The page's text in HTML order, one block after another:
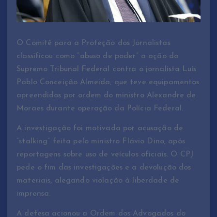
O Comitê para a Proteção dos Jornalistas
classificou como “abuso de poder” a ação do
Supremo Tribunal Federal contra o jornalista Luís
Pablo Conceição Almeida, que teve equipamentos
apreendidos por ordem do ministro Alexandre de
Moraes durante operação da Polícia Federal.
A investigação foi motivada por acusação de
“stalking” feita pelo ministro Flávio Dino, após
reportagens sobre uso de veículos oficiais. O CPJ
pede o fim das investigações e a devolução dos
materiais, alegando violação à liberdade de
imprensa.
A defesa acionou a Ordem dos Advogados do